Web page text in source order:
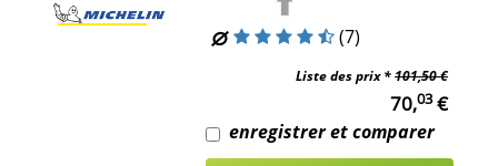
(7)
Liste des prix *101,50 €
70,03€
enregistrer et comparer